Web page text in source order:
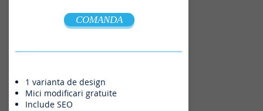
COMANDA
1 varianta de design
Mici modificari gratuite
Include SEO